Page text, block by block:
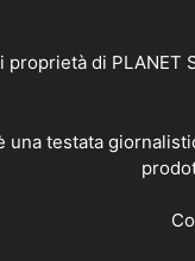
di PLANET
una testata